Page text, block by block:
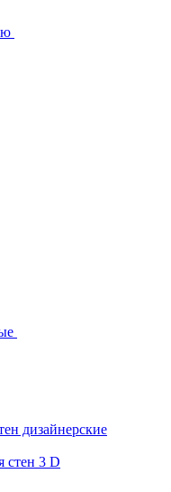
дизайнерские
стен 3 D